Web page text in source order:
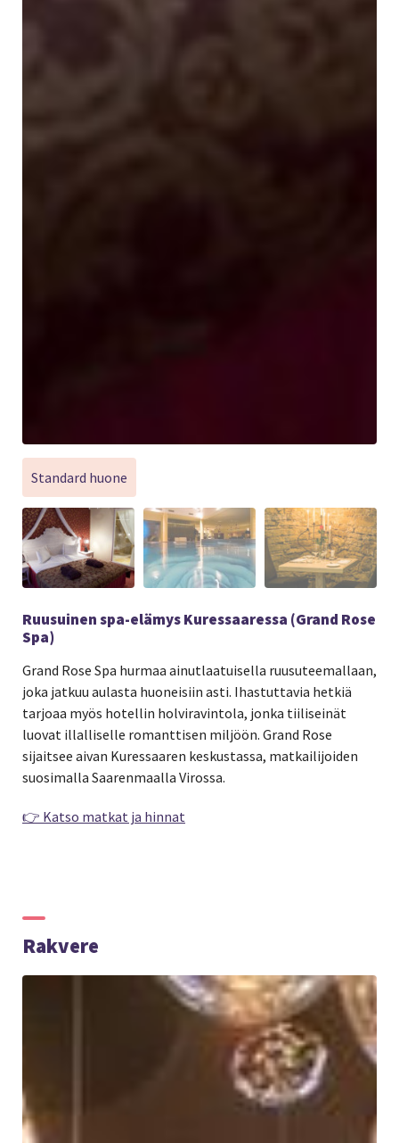
Standard huone
Ruusuinen spa-elämys Kuressaaressa (Grand Rose
Spa)
Grand Rose Spa hurmaa ainutlaatuisella ruusuteemallaan,
joka jatkuu aulasta huoneisiin asti. Ihastuttavia hetkiä
tarjoaa myös hotellin holviravintola, jonka tiiliseinät
luovat illalliselle romanttisen miljöön. Grand Rose
sijaitsee aivan Kuressaaren keskustassa, matkailijoiden
suosimalla Saarenmaalla Virossa.
👉 Katso matkat ja hinnat
Rakvere